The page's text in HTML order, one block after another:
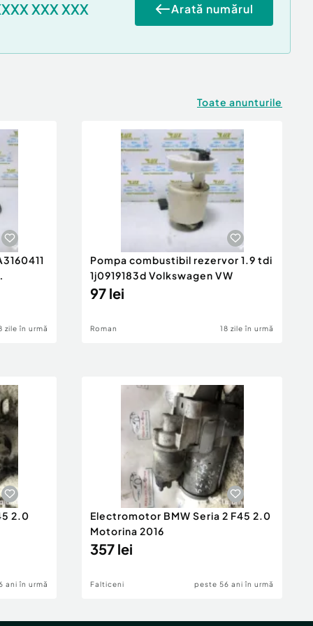
XXX XXX Arată numărul
Toate anunturile
zile în urmă
Pompa combustibil rezervor 1.9 tdi
1j0919183d Volkswagen VW
97 lei
Roman 18 zile în urmă
2.0
ani în urmă
Electromotor BMW Seria 2 F45 2.0
Motorina 2016
357 lei
Falticeni peste 56 ani în urmă